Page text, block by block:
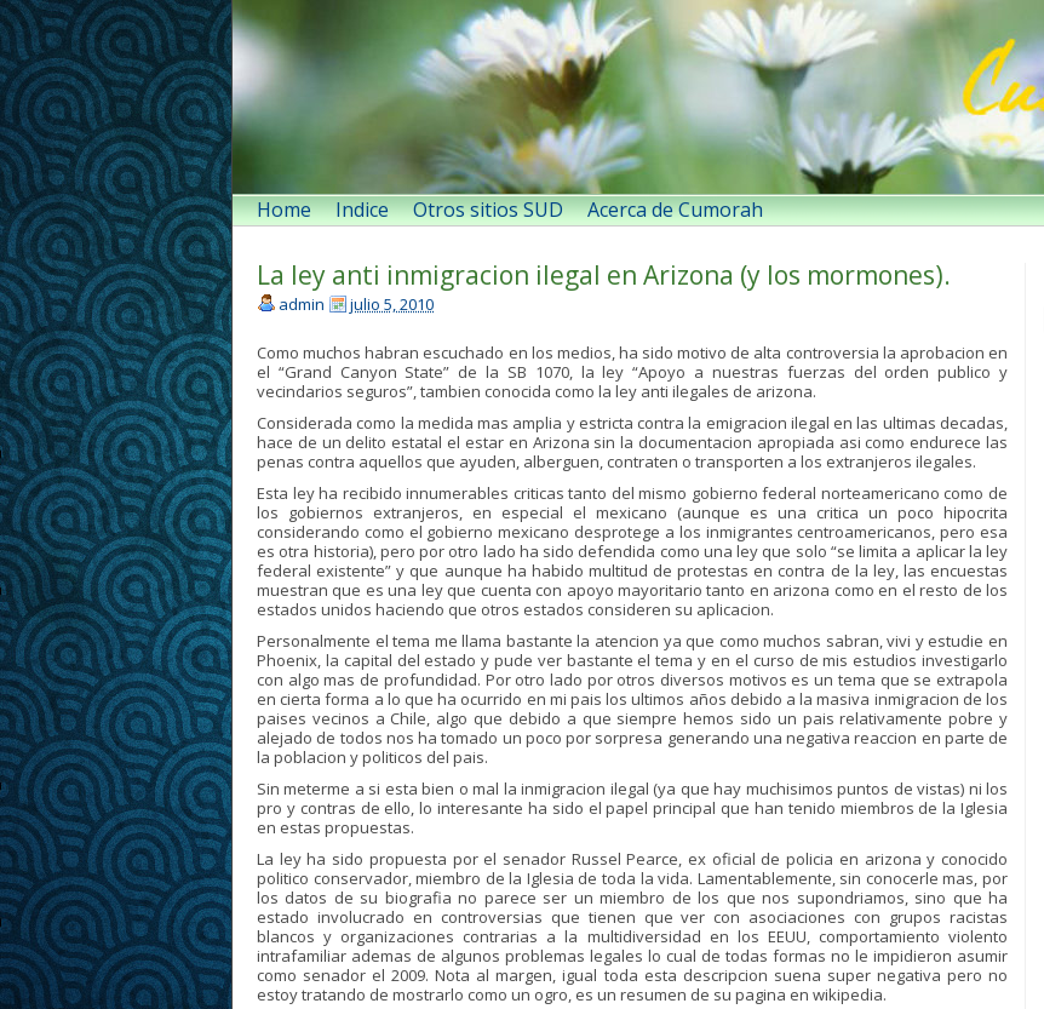
Home Indice Otros sitios SUD Acerca de Cumorah
La ley anti inmigracion ilegal en Arizona (y los mormones).
admin julio 5, 2010
Como muchos habran escuchado en los medios, ha sido motivo de alta controversia la aprobacion en
el “Grand Canyon State” de la SB 1070, la ley “Apoyo a nuestras fuerzas del orden publico y
vecindarios seguros”, tambien conocida como la ley anti ilegales de arizona.
Considerada como la medida mas amplia y estricta contra la emigracion ilegal en las ultimas decadas,
hace de un delito estatal el estar en Arizona sin la documentacion apropiada asi como endurece las
penas contra aquellos que ayuden, alberguen, contraten o transporten a los extranjeros ilegales.
Esta ley ha recibido innumerables criticas tanto del mismo gobierno federal norteamericano como de
los gobiernos extranjeros, en especial el mexicano (aunque es una critica un poco hipocrita
considerando como el gobierno mexicano desprotege a los inmigrantes centroamericanos, pero esa
es otra historia), pero por otro lado ha sido defendida como una ley que solo “se limita a aplicar la ley
federal existente” y que aunque ha habido multitud de protestas en contra de la ley, las encuestas
muestran que es una ley que cuenta con apoyo mayoritario tanto en arizona como en el resto de los
estados unidos haciendo que otros estados consideren su aplicacion.
Personalmente el tema me llama bastante la atencion ya que como muchos sabran, vivi y estudie en
Phoenix, la capital del estado y pude ver bastante el tema y en el curso de mis estudios investigarlo
con algo mas de profundidad. Por otro lado por otros diversos motivos es un tema que se extrapola
en cierta forma a lo que ha ocurrido en mi pais los ultimos años debido a la masiva inmigracion de los
paises vecinos a Chile, algo que debido a que siempre hemos sido un pais relativamente pobre y
alejado de todos nos ha tomado un poco por sorpresa generando una negativa reaccion en parte de
la poblacion y politicos del pais.
Sin meterme a si esta bien o mal la inmigracion ilegal (ya que hay muchisimos puntos de vistas) ni los
pro y contras de ello, lo interesante ha sido el papel principal que han tenido miembros de la Iglesia
en estas propuestas.
La ley ha sido propuesta por el senador Russel Pearce, ex oficial de policia en arizona y conocido
politico conservador, miembro de la Iglesia de toda la vida. Lamentablemente, sin conocerle mas, por
los datos de su biografia no parece ser un miembro de los que nos supondriamos, sino que ha
estado involucrado en controversias que tienen que ver con asociaciones con grupos racistas
blancos y organizaciones contrarias a la multidiversidad en los EEUU, comportamiento violento
intrafamiliar ademas de algunos problemas legales lo cual de todas formas no le impidieron asumir
como senador el 2009. Nota al margen, igual toda esta descripcion suena super negativa pero no
estoy tratando de mostrarlo como un ogro, es un resumen de su pagina en wikipedia.